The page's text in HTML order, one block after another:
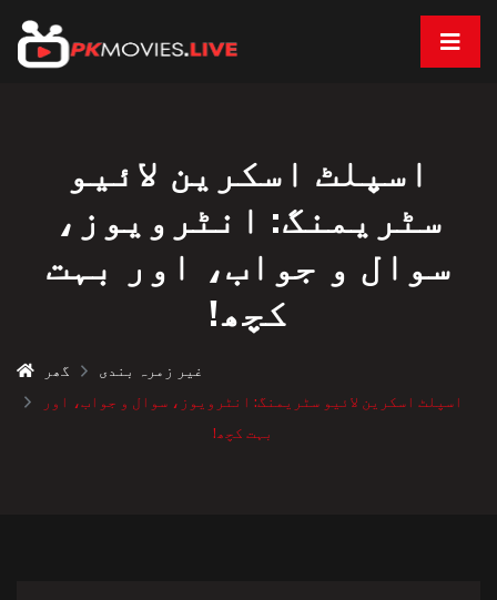
اسپلٹ اسکرین لائیو
سٹریمنگ: انٹرویوز،
سوال و جواب، اور بہت
کچھ!
گھر
غیر زمرہ بندی
اسپلٹ اسکرین لائیو سٹریمنگ: انٹرویوز، سوال و جواب، اور
بہت کچھ!